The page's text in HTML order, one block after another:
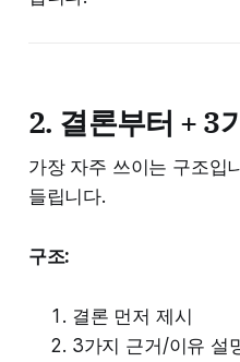
2. 결론부터 + 3
가장 자주 쓰이는 구조입
들립니다.
구조:
결론 먼저 제시
3가지 근거/이유 설